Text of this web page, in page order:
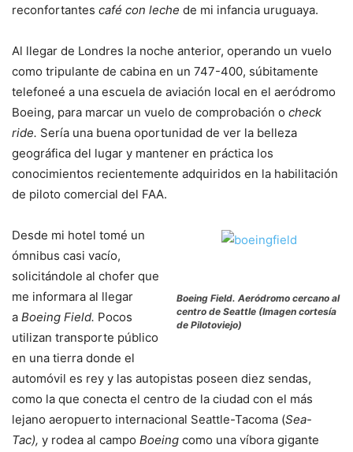
reconfortantes café con leche de mi infancia uruguaya.
Al llegar de Londres la noche anterior, operando un vuelo
como tripulante de cabina en un 747-400, súbitamente
telefoneé a una escuela de aviación local en el aeródromo
Boeing, para marcar un vuelo de comprobación o check
ride. Sería una buena oportunidad de ver la belleza
geográfica del lugar y mantener en práctica los
conocimientos recientemente adquiridos en la habilitación
de piloto comercial del FAA.
Boeing Field. Aeródromo cercano al
centro de Seattle (Imagen cortesía
de Pilotoviejo)
Desde mi hotel tomé un
ómnibus casi vacío,
solicitándole al chofer que
me informara al llegar
a Boeing Field. Pocos
utilizan transporte público
en una tierra donde el
automóvil es rey y las autopistas poseen diez sendas,
como la que conecta el centro de la ciudad con el más
lejano aeropuerto internacional Seattle-Tacoma (Sea-
Tac), y rodea al campo Boeing como una víbora gigante